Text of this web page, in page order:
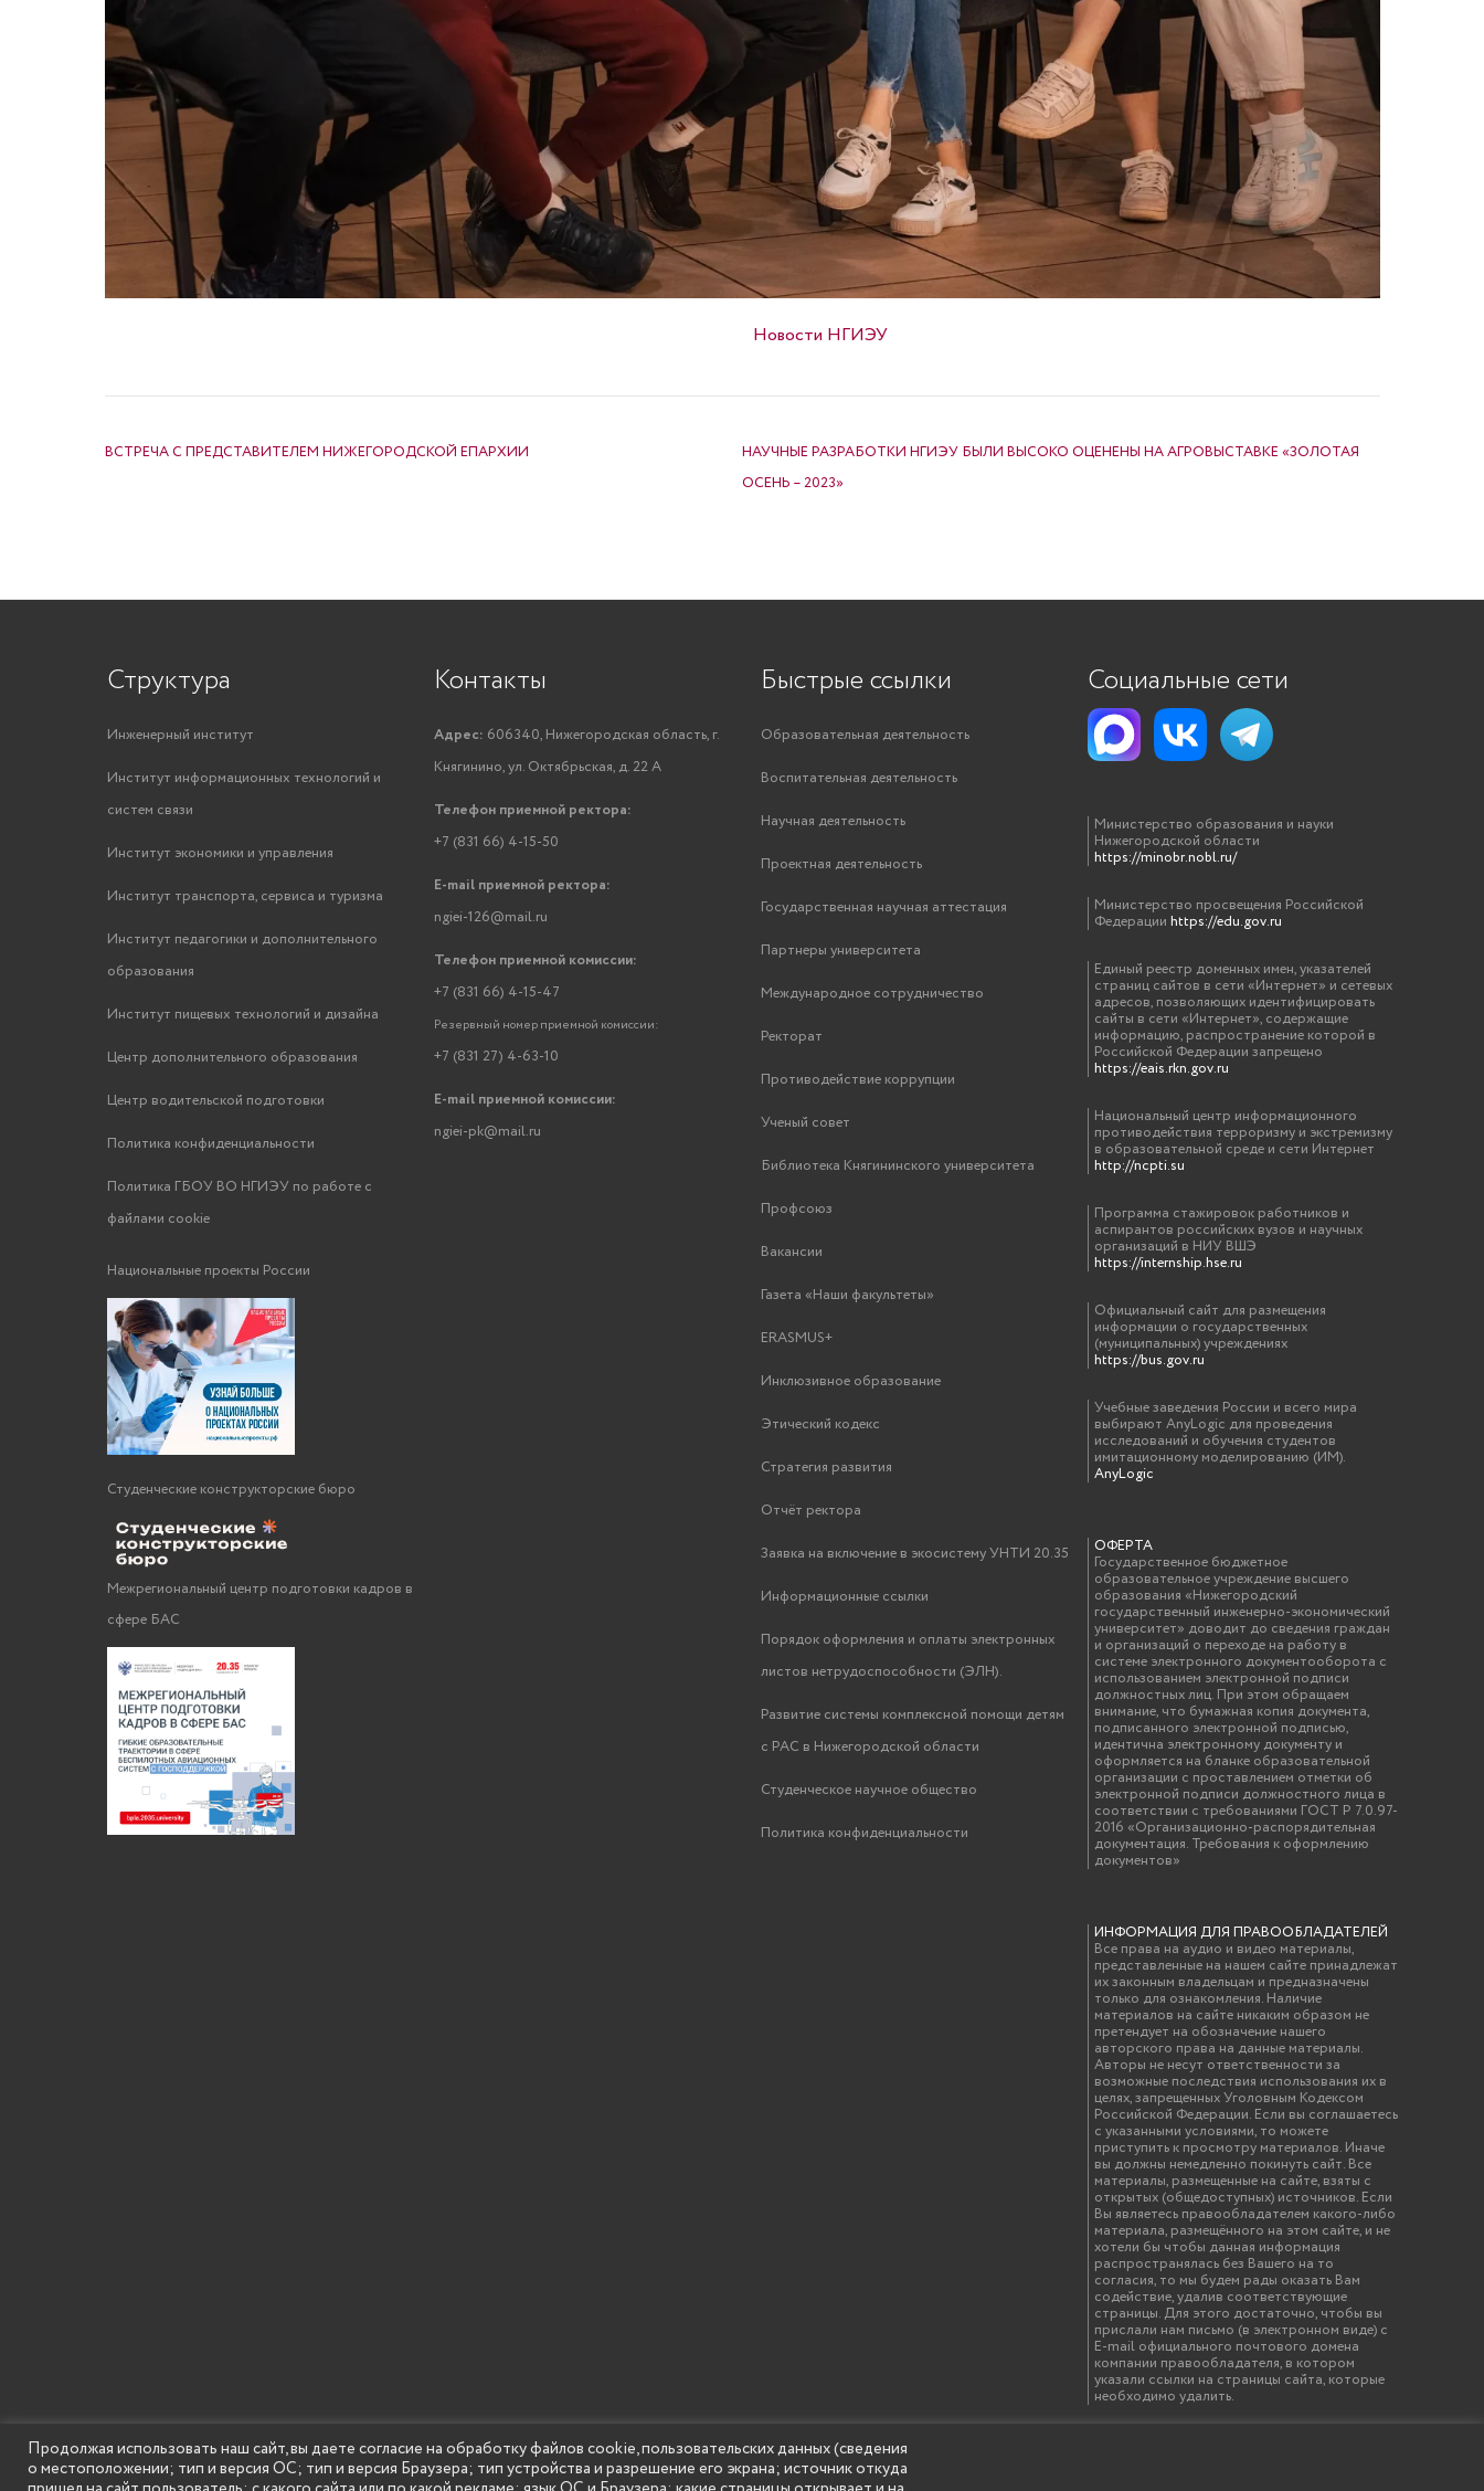
Новости НГИЭУ
ВСТРЕЧА С ПРЕДСТАВИТЕЛЕМ НИЖЕГОРОДСКОЙ ЕПАРХИИ
НАУЧНЫЕ РАЗРАБОТКИ НГИЭУ БЫЛИ ВЫСОКО ОЦЕНЕНЫ НА АГРОВЫСТАВКЕ «ЗОЛОТАЯ
ОСЕНЬ – 2023»
Структура
Инженерный институт
Институт информационных технологий и
систем связи
Институт экономики и управления
Институт транспорта, сервиса и туризма
Институт педагогики и дополнительного
образования
Институт пищевых технологий и дизайна
Центр дополнительного образования
Центр водительской подготовки
Политика конфиденциальности
Политика ГБОУ ВО НГИЭУ по работе с
файлами cookie
Национальные проекты России
Студенческие конструкторские бюро
Межрегиональный центр подготовки кадров в
сфере БАС
Контакты
Адрес: 606340, Нижегородская область, г.
Княгинино, ул. Октябрьская, д. 22 А
Телефон приемной ректора:
+7 (831 66) 4-15-50
E-mail приемной ректора:
ngiei-126@mail.ru
Телефон приемной комиссии:
+7 (831 66) 4-15-47
Резервный номер приемной комиссии:
+7 (831 27) 4-63-10
E-mail приемной комиссии:
ngiei-pk@mail.ru
Быстрые ссылки
Образовательная деятельность
Воспитательная деятельность
Научная деятельность
Проектная деятельность
Государственная научная аттестация
Партнеры университета
Международное сотрудничество
Ректорат
Противодействие коррупции
Ученый совет
Библиотека Княгининского университета
Профсоюз
Вакансии
Газета «Наши факультеты»
ERASMUS+
Инклюзивное образование
Этический кодекс
Стратегия развития
Отчёт ректора
Заявка на включение в экосистему УНТИ 20.35
Информационные ссылки
Порядок оформления и оплаты электронных
листов нетрудоспособности (ЭЛН).
Развитие системы комплексной помощи детям
с РАС в Нижегородской области
Студенческое научное общество
Политика конфиденциальности
Социальные сети
Министерство образования и науки
Нижегородской области
https://minobr.nobl.ru/
Министерство просвещения Российской
Федерации https://edu.gov.ru
Единый реестр доменных имен, указателей
страниц сайтов в сети «Интернет» и сетевых
адресов, позволяющих идентифицировать
сайты в сети «Интернет», содержащие
информацию, распространение которой в
Российской Федерации запрещено
https://eais.rkn.gov.ru
Национальный центр информационного
противодействия терроризму и экстремизму
в образовательной среде и сети Интернет
http://ncpti.su
Программа стажировок работников и
аспирантов российских вузов и научных
организаций в НИУ ВШЭ
https://internship.hse.ru
Официальный сайт для размещения
информации о государственных
(муниципальных) учреждениях
https://bus.gov.ru
Учебные заведения России и всего мира
выбирают AnyLogic для проведения
исследований и обучения студентов
имитационному моделированию (ИМ).
AnyLogic
ОФЕРТА
Государственное бюджетное
образовательное учреждение высшего
образования «Нижегородский
государственный инженерно-экономический
университет» доводит до сведения граждан
и организаций о переходе на работу в
системе электронного документооборота с
использованием электронной подписи
должностных лиц. При этом обращаем
внимание, что бумажная копия документа,
подписанного электронной подписью,
идентична электронному документу и
оформляется на бланке образовательной
организации с проставлением отметки об
электронной подписи должностного лица в
соответствии с требованиями ГОСТ Р 7.0.97-
2016 «Организационно-распорядительная
документация. Требования к оформлению
документов»
ИНФОРМАЦИЯ ДЛЯ ПРАВООБЛАДАТЕЛЕЙ
Все права на аудио и видео материалы,
представленные на нашем сайте принадлежат
их законным владельцам и предназначены
только для ознакомления. Наличие
материалов на сайте никаким образом не
претендует на обозначение нашего
авторского права на данные материалы.
Авторы не несут ответственности за
возможные последствия использования их в
целях, запрещенных Уголовным Кодексом
Российской Федерации. Если вы соглашаетесь
с указанными условиями, то можете
приступить к просмотру материалов. Иначе
вы должны немедленно покинуть сайт. Все
материалы, размещенные на сайте, взяты с
открытых (общедоступных) источников. Если
Вы являетесь правообладателем какого-либо
материала, размещённого на этом сайте, и не
хотели бы чтобы данная информация
распространялась без Вашего на то
согласия, то мы будем рады оказать Вам
содействие, удалив соответствующие
страницы. Для этого достаточно, чтобы вы
прислали нам письмо (в электронном виде) с
E-mail официального почтового домена
компании правообладателя, в котором
указали ссылки на страницы сайта, которые
необходимо удалить.
SECONDARY
© Государственное бюджетное образовательное учреждение высшего образования "Нижегородский государственный инженерно-экономический университет"
Продолжая использовать наш сайт, вы даете согласие на обработку файлов cookie, пользовательских данных (сведения
о местоположении; тип и версия ОС; тип и версия Браузера; тип устройства и разрешение его экрана; источник откуда